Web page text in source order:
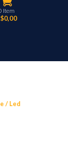
Item
/ Led